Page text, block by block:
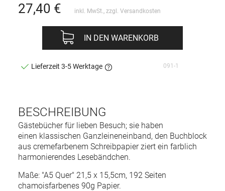
BESCHREIBUNG
Gästebücher für lieben Besuch; sie haben
einen klassischen Ganzleineneinband, den Buchblock
aus cremefarbenem Schreibpapier ziert ein farblich
harmonierendes Lesebändchen.
Maße: "A5 Quer" 21,5 x 15,5cm, 192 Seiten
chamoisfarbenes 90g Papier.
27,40 € inkl. MwSt., zzgl. Versandkosten
IN DEN WARENKORB
Lieferzeit 3-5 Werktage 091-1